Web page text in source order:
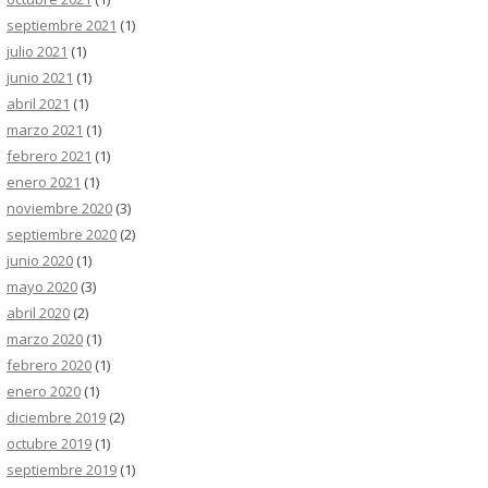
septiembre 2021 (1)
julio 2021 (1)
junio 2021 (1)
abril 2021 (1)
marzo 2021 (1)
febrero 2021 (1)
enero 2021 (1)
noviembre 2020 (3)
septiembre 2020 (2)
junio 2020 (1)
mayo 2020 (3)
abril 2020 (2)
marzo 2020 (1)
febrero 2020 (1)
enero 2020 (1)
diciembre 2019 (2)
octubre 2019 (1)
septiembre 2019 (1)